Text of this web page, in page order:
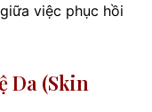
việc phục hồi
Da (Skin